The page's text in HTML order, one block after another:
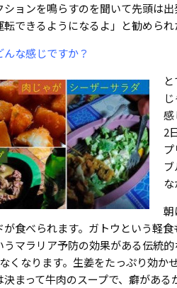
ョンを鳴らすのを聞いて先頭は出
転できるようになるよ」と勧めら
な感じですか？
感
2
な
朝
が食べられます。ガトウという軽食
うマラリア予防の効果がある伝統
くなります。生姜をたっぷり効か
まって牛肉のスープで、癖があ